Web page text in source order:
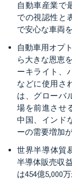
自動車産業で
での視認性と
で安心な車両
自動車用オプ
ら大きな恩恵
ーキライト、
などに使用さ
は、グローバ
場を前進させ
中国、インド
ーの需要増加
世界半導体貿
半導体販売収
は454億5,000